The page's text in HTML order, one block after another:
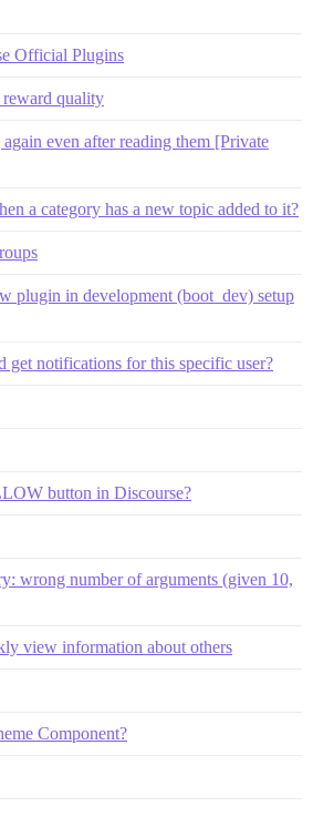
Official Plugins
reward quality
even after reading them [Private
a category has a new topic added to it?
plugin in development (boot_dev) setup
get notifications for this specific user?
button in Discourse?
wrong number of arguments (given 10,
view information about others
Component?